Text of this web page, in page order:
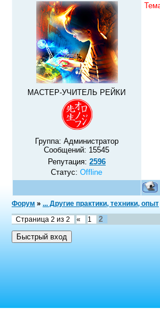
МАСТЕР-УЧИТЕЛЬ РЕЙКИ
Группа: Администратор
Сообщений: 15545
Репутация: 2596
Статус:Offline
Форум » ... Другие практики, техники, опыт
Страница 2 из 2 « 1 2